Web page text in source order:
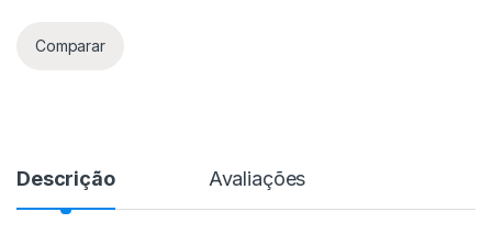
Comparar
Descrição Avaliações